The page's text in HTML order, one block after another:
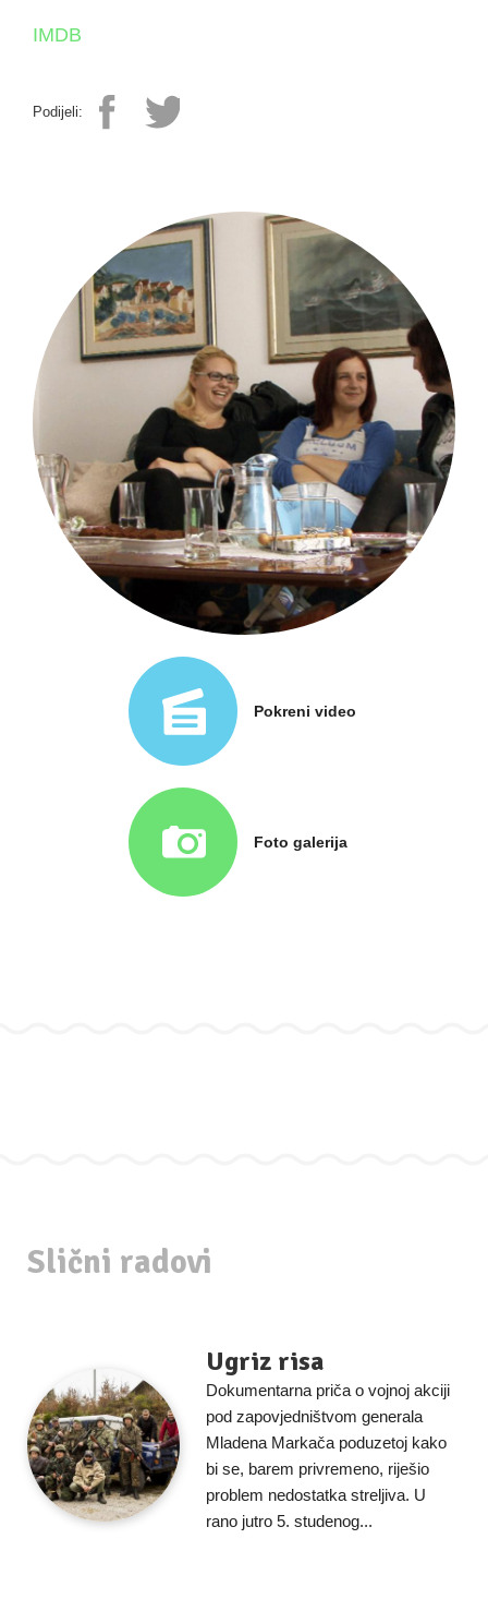
IMDB
Podijeli:
Pokreni video
Foto galerija
Slični radovi
Ugriz risa
Dokumentarna priča o vojnoj akciji
pod zapovjedništvom generala
Mladena Markača poduzetoj kako
bi se, barem privremeno, riješio
problem nedostatka streljiva. U
rano jutro 5. studenog...